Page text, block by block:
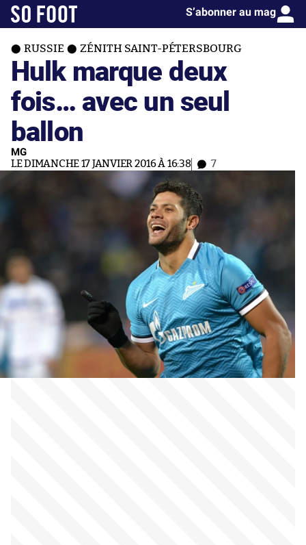
S’abonner au mag
RUSSIE ZÉNITH SAINT-PÉTERSBOURG
Hulk marque deux
fois… avec un seul
ballon
MG
LE DIMANCHE 17 JANVIER 2016 À 16:38 7